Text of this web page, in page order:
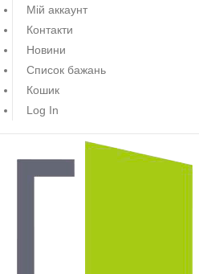
Мій аккаунт
Контакти
Новини
Список бажань
Кошик
Log In